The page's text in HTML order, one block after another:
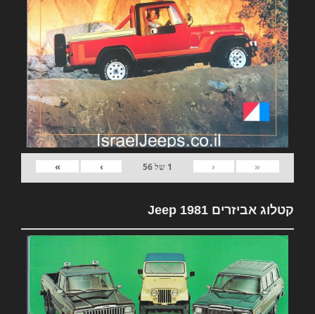
«
‹
1 של56
›
»
קטלוג אביזרים 1981 Jeep